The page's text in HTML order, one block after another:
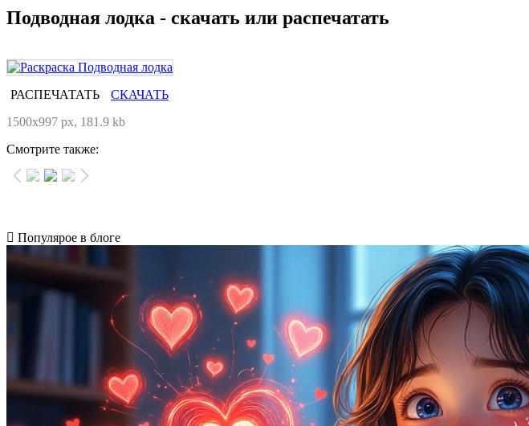
Подводная лодка - скачать или распечатать
РАСПЕЧАТАТЬ
СКАЧАТЬ
1500x997 px, 181.9 kb
Смотрите также:
Популярое в блоге